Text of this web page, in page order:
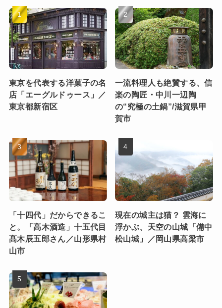
東京を代表する洋菓子の名
店「エーグルドゥース」／
東京都新宿区
一流料理人も絶賛する、信
楽の陶匠・中川一辺陶
の“究極の土鍋”/滋賀県甲
賀市
「十四代」だからできるこ
と。「高木酒造」十五代目
髙木辰五郎さん／山形県村
山市
現在の城主は猫？ 雲海に
浮かぶ、天空の山城「備中
松山城」／岡山県高梁市